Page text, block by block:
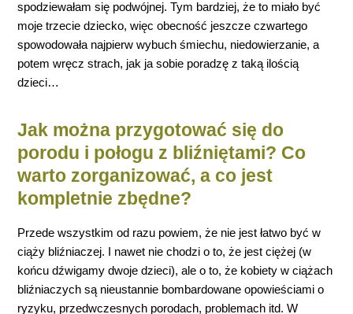
spodziewałam się podwójnej. Tym bardziej, że to miało być
moje trzecie dziecko, więc obecność jeszcze czwartego
spowodowała najpierw wybuch śmiechu, niedowierzanie, a
potem wręcz strach, jak ja sobie poradzę z taką ilością
dzieci…
Jak można przygotować się do
porodu i połogu z bliźniętami? Co
warto zorganizować, a co jest
kompletnie zbędne?
Przede wszystkim od razu powiem, że nie jest łatwo być w
ciąży bliźniaczej. I nawet nie chodzi o to, że jest ciężej (w
końcu dźwigamy dwoje dzieci), ale o to, że kobiety w ciążach
bliźniaczych są nieustannie bombardowane opowieściami o
ryzyku, przedwczesnych porodach, problemach itd. W